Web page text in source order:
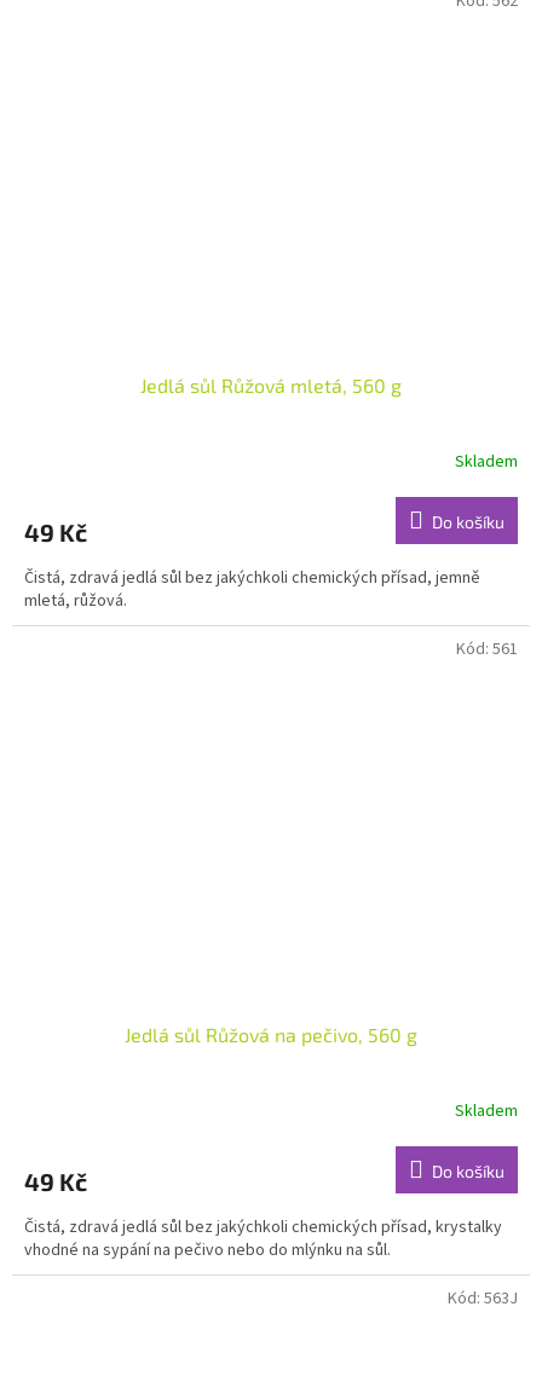
Jedlá sůl Růžová mletá, 560 g
Skladem
49 Kč Do košíku
Čistá, zdravá jedlá sůl bez jakýchkoli chemických přísad, jemně
mletá, růžová.
Jedlá sůl Růžová na pečivo, 560 g
Skladem
49 Kč Do košíku
Čistá, zdravá jedlá sůl bez jakýchkoli chemických přísad, krystalky
vhodné na sypání na pečivo nebo do mlýnku na sůl.
Kód: 561
Kód: 563J